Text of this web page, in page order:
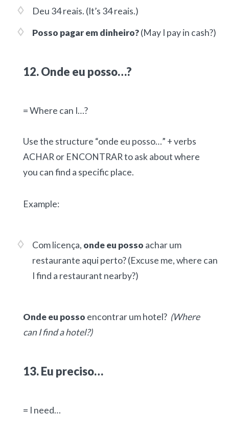
Deu 34 reais. (It’s 34 reais.)
Posso pagar em dinheiro?(May I pay in cash?)
12. Onde eu posso…?
= Where can I…?
Use the structure “onde eu posso…” + verbs
ACHAR or ENCONTRAR to ask about where
you can find a specific place.
Example:
Com licença, onde eu posso achar um
restaurante aqui perto?(Excuse me, where can
I find a restaurant nearby?)
Onde eu posso encontrar um hotel? (Where
can I find a hotel?)
13. Eu preciso…
= I need…